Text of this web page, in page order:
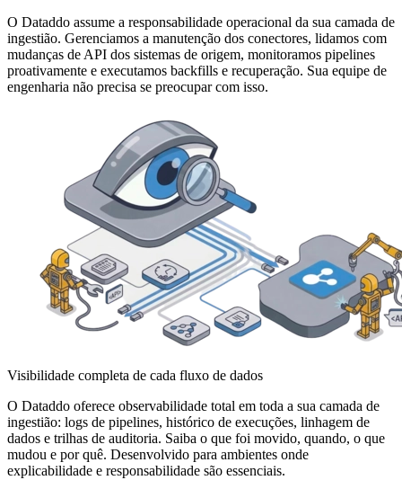
O Dataddo assume a responsabilidade operacional da sua camada de
ingestião. Gerenciamos a manutenção dos conectores, lidamos com
mudanças de API dos sistemas de origem, monitoramos pipelines
proativamente e executamos backfills e recuperação. Sua equipe de
engenharia não precisa se preocupar com isso.
Visibilidade completa de cada fluxo de dados
O Dataddo oferece observabilidade total em toda a sua camada de
ingestião: logs de pipelines, histórico de execuções, linhagem de
dados e trilhas de auditoria. Saiba o que foi movido, quando, o que
mudou e por quê. Desenvolvido para ambientes onde
explicabilidade e responsabilidade são essenciais.